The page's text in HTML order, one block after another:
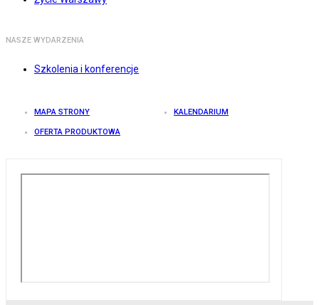
NASZE WYDARZENIA
Szkolenia i konferencje
MAPA STRONY KALENDARIUM
OFERTA PRODUKTOWA